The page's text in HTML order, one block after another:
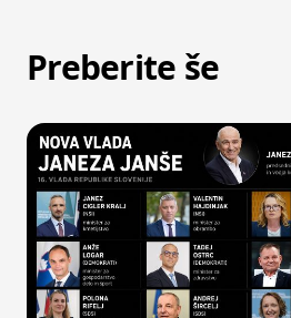
Preberite še